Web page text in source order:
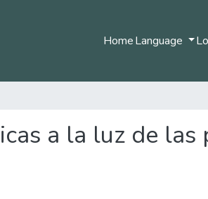
HomeLanguage
a la luz de